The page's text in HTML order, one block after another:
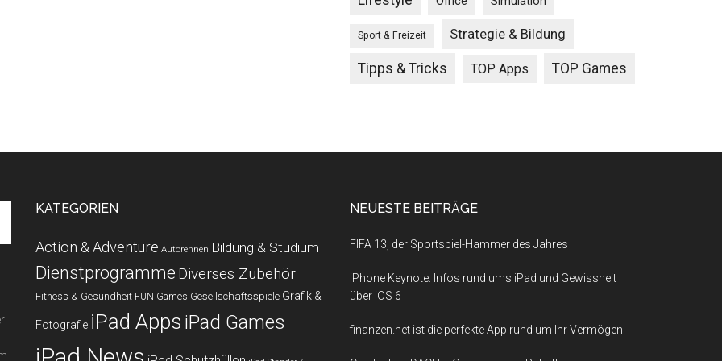
Sport & Freizeit Strategie & Bildung
Tipps & Tricks TOP Apps TOP Games
KATEGORIEN
Action & Adventure Autorennen Bildung & Studium
Dienstprogramme Diverses Zubehör
Fitness & Gesundheit FUN Games Gesellschaftsspiele Grafik &
Fotografie iPad Apps iPad Games
NEUESTE BEITRÄGE
FIFA 13, der Sportspiel-Hammer des Jahres
iPhone Keynote: Infos rund ums iPad und Gewissheit
über iOS 6
finanzen.net ist die perfekte App rund um Ihr Vermögen